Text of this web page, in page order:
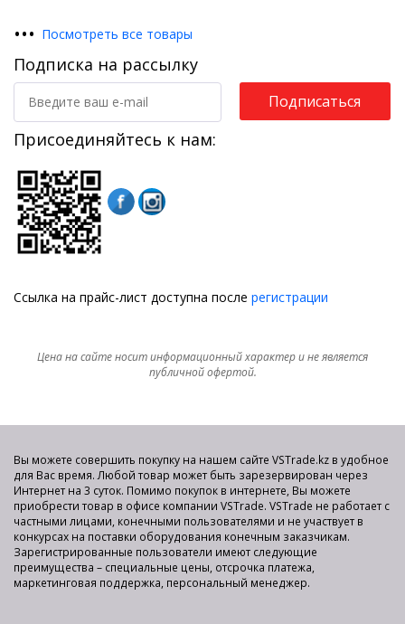
••• Посмотреть все товары
Подписка на рассылку
Подписаться
Присоединяйтесь к нам:
Ссылка на прайс-лист доступна после регистрации
Цена на сайте носит информационный характер и не является
публичной офертой.
Вы можете совершить покупку на нашем сайте VSTrade.kz в удобное
для Вас время. Любой товар может быть зарезервирован через
Интернет на 3 суток. Помимо покупок в интернете, Вы можете
приобрести товар в офисе компании VSTrade. VSTrade не работает с
частными лицами, конечными пользователями и не участвует в
конкурсах на поставки оборудования конечным заказчикам.
Зарегистрированные пользователи имеют следующие
преимущества – специальные цены, отсрочка платежа,
маркетинговая поддержка, персональный менеджер.